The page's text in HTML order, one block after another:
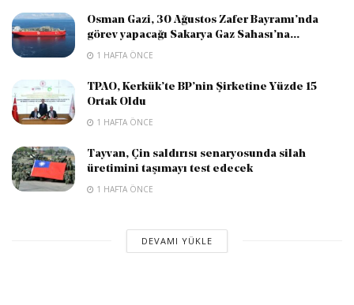
Osman Gazi, 30 Ağustos Zafer Bayramı’nda
görev yapacağı Sakarya Gaz Sahası’na...
1 HAFTA ÖNCE
TPAO, Kerkük’te BP’nin Şirketine Yüzde 15
Ortak Oldu
1 HAFTA ÖNCE
Tayvan, Çin saldırısı senaryosunda silah
üretimini taşımayı test edecek
1 HAFTA ÖNCE
DEVAMI YÜKLE